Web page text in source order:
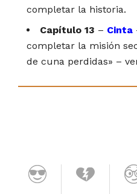
completar la historia.
Capítulo 13 – Cinta
completar la misión
de cuna perdidas» –